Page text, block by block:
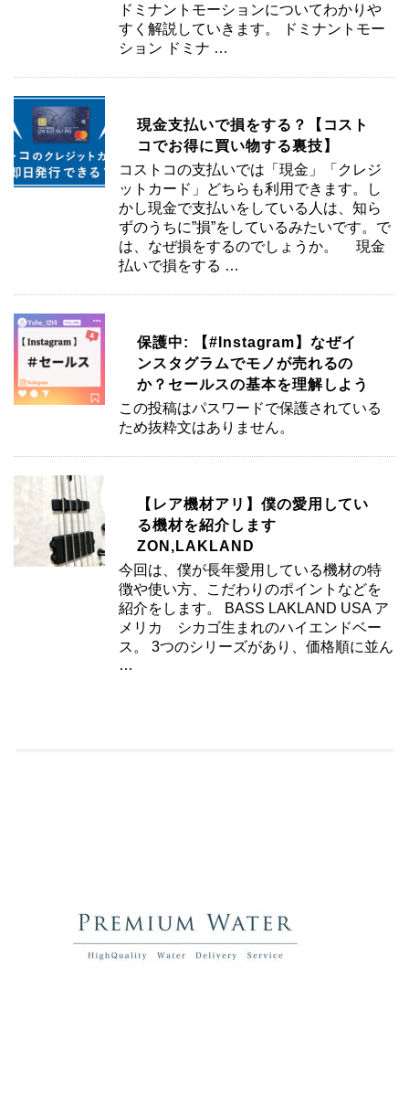
ドミナントモーションについてわかりや
すく解説していきます。 ドミナントモー
ション ドミナ …
現金支払いで損をする？【コスト
コでお得に買い物する裏技】
コストコの支払いでは「現金」「クレジ
ットカード」どちらも利用できます。し
かし現金で支払いをしている人は、知ら
ずのうちに”損”をしているみたいです。で
は、なぜ損をするのでしょうか。 現金
払いで損をする …
保護中: 【#Instagram】なぜイ
ンスタグラムでモノが売れるの
か？セールスの基本を理解しよう
この投稿はパスワードで保護されている
ため抜粋文はありません。
【レア機材アリ】僕の愛用してい
る機材を紹介します
ZON,LAKLAND
今回は、僕が長年愛用している機材の特
徴や使い方、こだわりのポイントなどを
紹介をします。 BASS LAKLAND USA ア
メリカ シカゴ生まれのハイエンドベー
ス。 3つのシリーズがあり、価格順に並ん
…